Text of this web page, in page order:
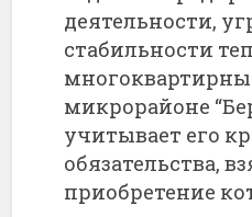
деятельности,
стабильности
микрорайоне
учитывает его
обязательства,
приобретение